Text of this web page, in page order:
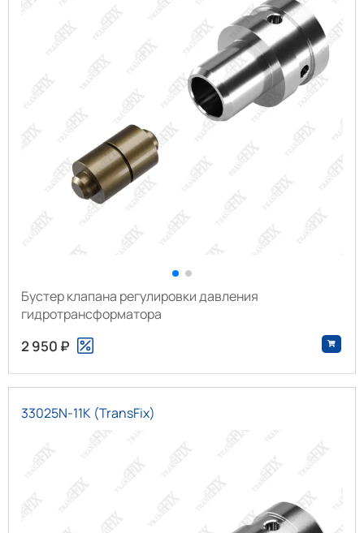
Бустер клапана регулировки давления
гидротрансформатора
2 950 ₽
33025N-11K (TransFix)